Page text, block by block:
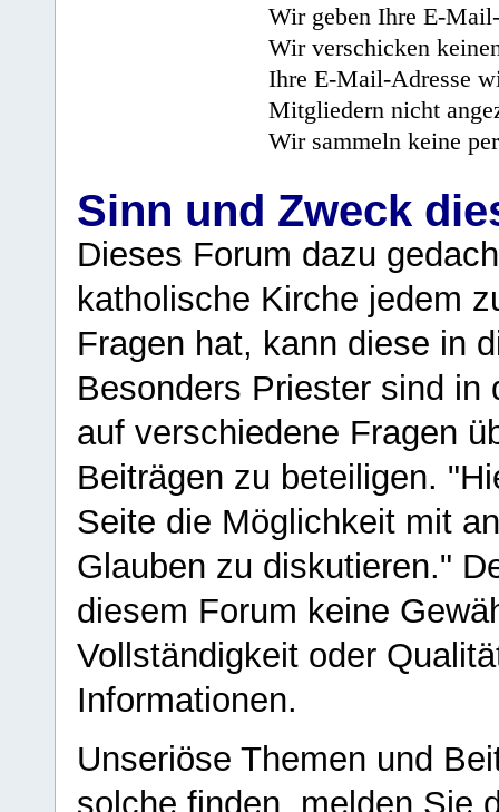
Wir geben Ihre E-
Wir verschicken
Ihre E-Mail-Adresse
Mitgliedern nicht
Wir sammeln keine
Sinn und Zweck
Dieses Forum dazu
katholische Kirche jedem
Fragen hat, kann diese in
Besonders Priester sind in
auf verschiedene Fragen
Beiträgen zu beteiligen.
Seite die Möglichkeit mit
Glauben zu diskutieren."
diesem Forum keine
Vollständigkeit oder
Informationen.
Unseriöse Themen und
solche finden, melden Sie